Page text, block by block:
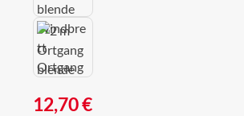
Regulärer Preis:
12,70 €